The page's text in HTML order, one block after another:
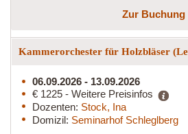
Zur Buchung
Kammerorchester für Holzbläser
06.09.2026 - 13.09.2026
€ 1225 - Weitere Preisinfos
Dozenten: Stock, Ina
Domizil: Seminarhof Schleglberg